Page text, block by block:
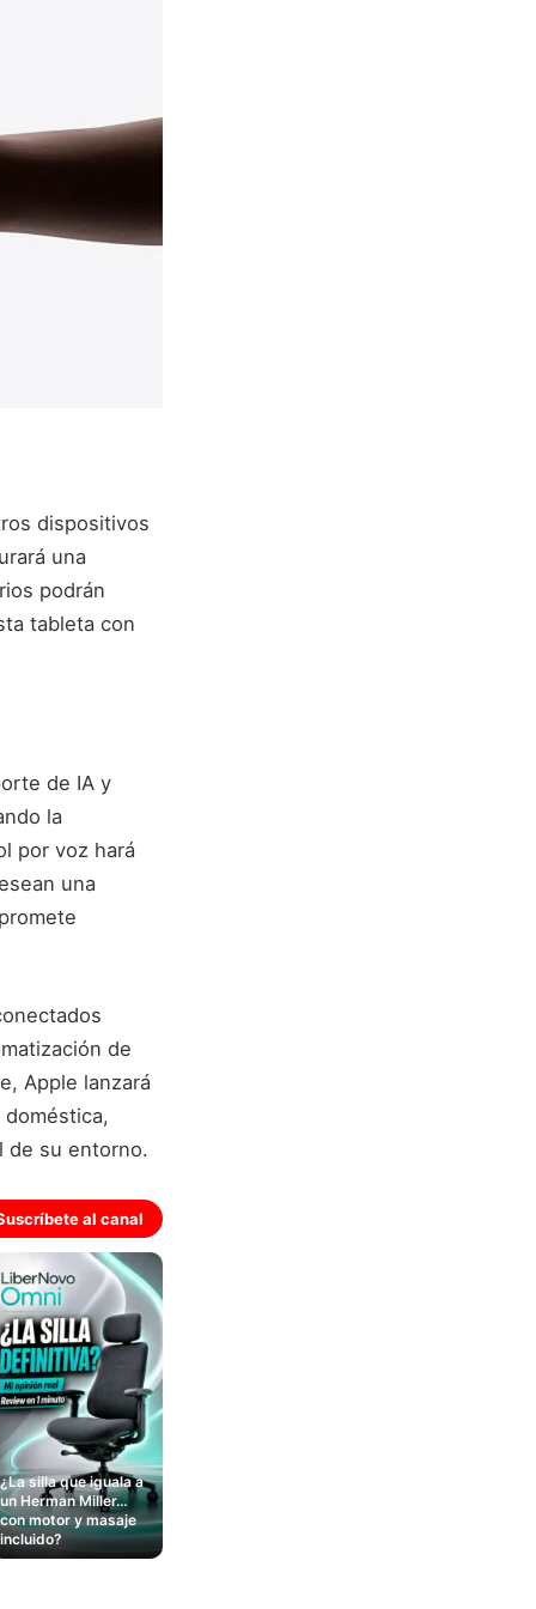
dispositivos
una
podrán
tableta con
de IA y
la
por voz hará
una
de
Apple lanzará
de su entorno.
al canal
¿La silla que iguala a
un Herman Miller…
con motor y masaje
incluido?